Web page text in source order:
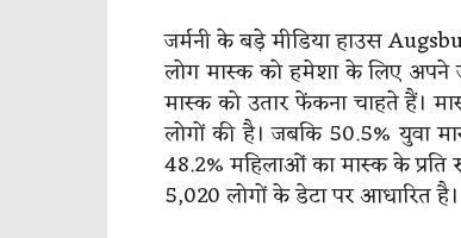
जर्मनी के बड़े मीडिया हाउस
लोग मास्क को हमेशा के लिए अपने
मास्क को उतार फेंकना चाहते हैं।
लोगों की है। जबकि 50.5% युवा
48.2% महिलाओं का मास्क के
5,020 लोगों के डेटा पर आधारित है।